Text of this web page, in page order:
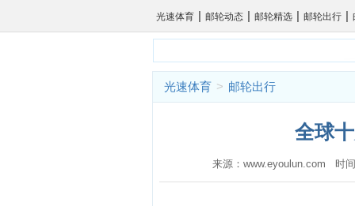
光速体育 | 邮轮动态 | 邮轮精选 | 邮轮出行 |
光速体育 > 邮轮出行
全球
来源：www.eyoulun.com 时